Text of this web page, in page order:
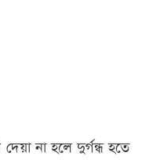
না হলে দুর্গন্ধ হতে